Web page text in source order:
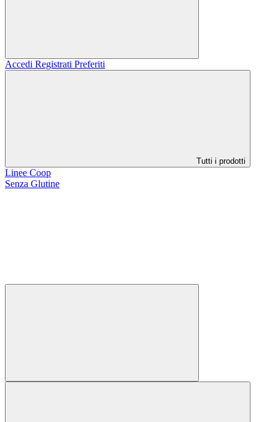
Accedi Registrati Preferiti
Tutti i prodotti
Linee Coop
Senza Glutine